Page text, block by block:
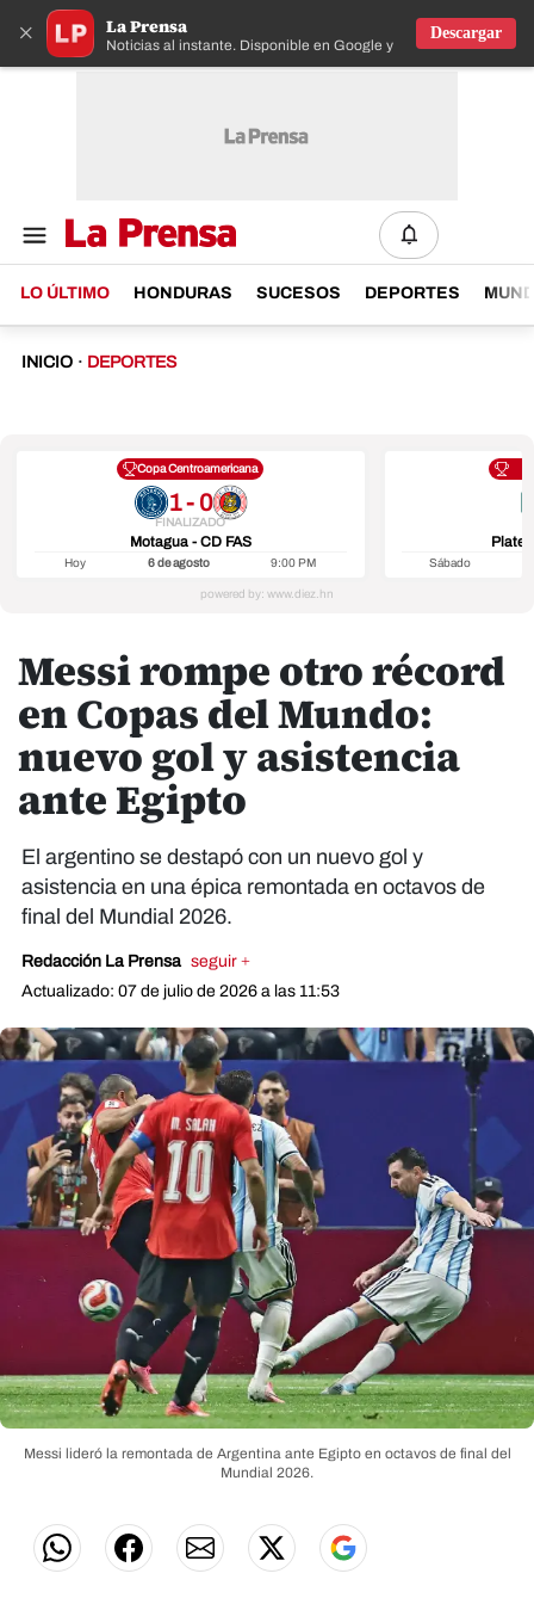
× La Prensa
Noticias al instante. Disponible en Google y IOS
Descargar
LO ÚLTIMO HONDURAS SUCESOS DEPORTES
INICIO · DEPORTES
Copa Centroamericana
1 - 0
FINALIZADO
Motagua - CD FAS
Hoy 6 de agosto 9:00 PM Sábado
Messi rompe otro récord
en Copas del Mundo:
nuevo gol y asistencia
ante Egipto
El argentino se destapó con un nuevo gol y
asistencia en una épica remontada en octavos de
final del Mundial 2026.
Redacción La Prensa seguir +
Actualizado: 07 de julio de 2026 a las 11:53
Messi lideró la remontada de Argentina ante Egipto en octavos de final del
Mundial 2026.